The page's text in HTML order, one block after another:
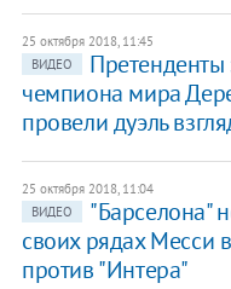
25 октября 2018, 11:45
ВИДЕО
Претенденты
чемпиона мира
провели дуэль
25 октября 2018, 11:04
ВИДЕО
"Барселона"
своих рядах Месси
против "Интера"